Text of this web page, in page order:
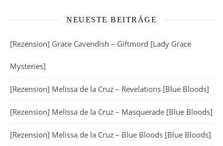
NEUESTE BEITRÄGE
[Rezension] Grace Cavendish – Giftmord [Lady Grace
Mysteries]
[Rezension] Melissa de la Cruz – Revelations [Blue Bloods]
[Rezension] Melissa de la Cruz – Masquerade [Blue Bloods]
[Rezension] Melissa de la Cruz – Blue Bloods [Blue Bloods]